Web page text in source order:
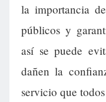
la importancia
públicos y
así se puede
dañen la
servicio que